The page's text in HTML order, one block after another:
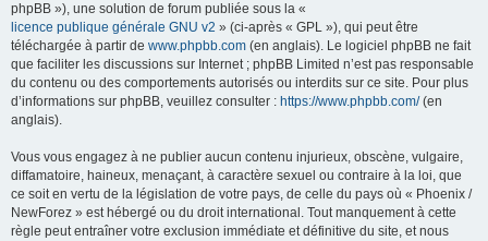
phpBB »), une solution de forum publiée sous la «
licence publique générale GNU v2 » (ci-après « GPL »), qui peut être
téléchargée à partir de www.phpbb.com (en anglais). Le logiciel phpBB ne fait
que faciliter les discussions sur Internet ; phpBB Limited n’est pas responsable
du contenu ou des comportements autorisés ou interdits sur ce site. Pour plus
d’informations sur phpBB, veuillez consulter : https://www.phpbb.com/(en
anglais).
Vous vous engagez à ne publier aucun contenu injurieux, obscène, vulgaire,
diffamatoire, haineux, menaçant, à caractère sexuel ou contraire à la loi, que
ce soit en vertu de la législation de votre pays, de celle du pays où « Phoenix /
NewForez » est hébergé ou du droit international. Tout manquement à cette
règle peut entraîner votre exclusion immédiate et définitive du site, et nous